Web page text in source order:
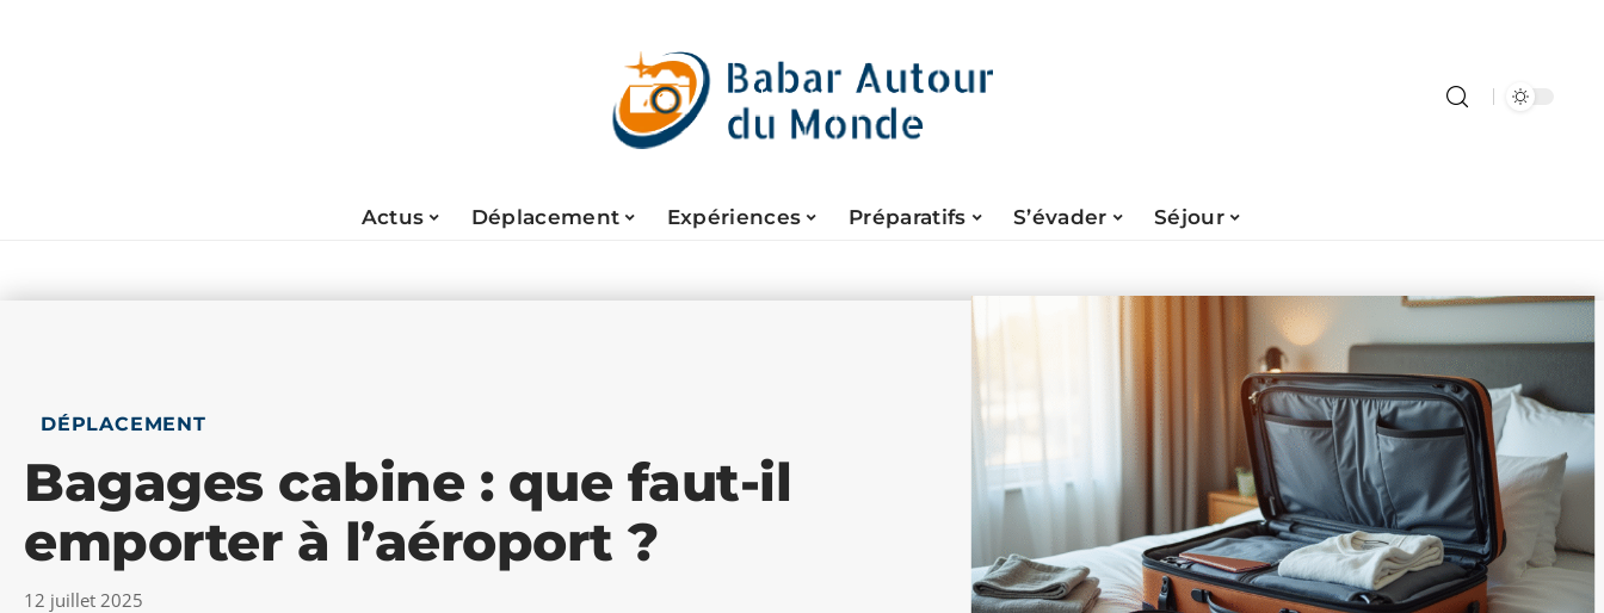
Actus Déplacement Expériences Préparatifs S’évader Séjour
DÉPLACEMENT
Bagages cabine : que faut-il
emporter à l’aéroport ?
12 juillet 2025